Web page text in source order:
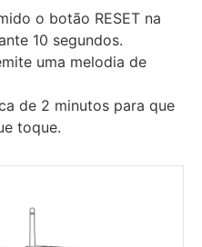
o botão RESET na
10 segundos.
uma melodia de
de 2 minutos para que
toque.